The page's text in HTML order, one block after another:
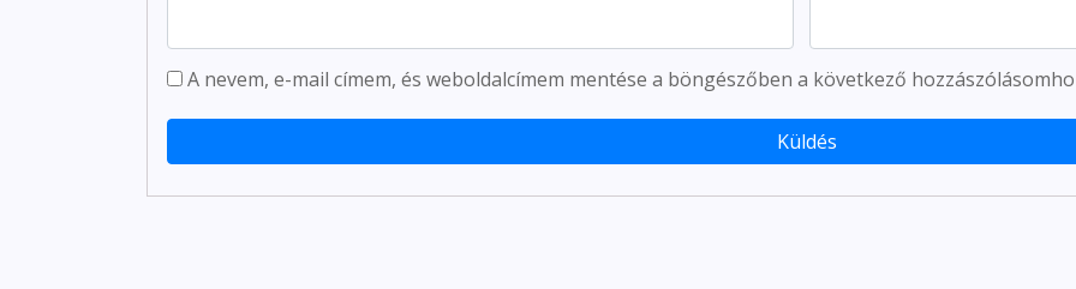
A nevem, e-mail címem, és weboldalcímem mentése a böngészőben a következő